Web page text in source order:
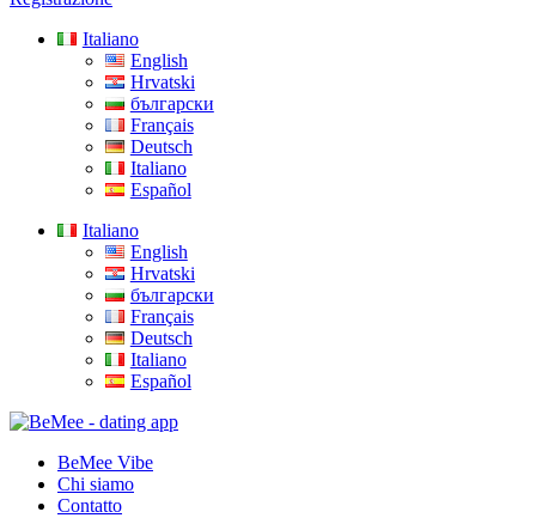
Italiano
English
Hrvatski
български
Français
Deutsch
Italiano
Español
Italiano
English
Hrvatski
български
Français
Deutsch
Italiano
Español
BeMee Vibe
Chi siamo
Contatto